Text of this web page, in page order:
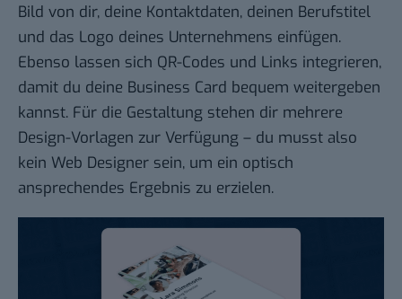
Bild von dir, deine Kontaktdaten, deinen Berufstitel
und das Logo deines Unternehmens einfügen.
Ebenso lassen sich QR-Codes und Links integrieren,
damit du deine Business Card bequem weitergeben
kannst. Für die Gestaltung stehen dir mehrere
Design-Vorlagen zur Verfügung – du musst also
kein Web Designer sein, um ein optisch
ansprechendes Ergebnis zu erzielen.